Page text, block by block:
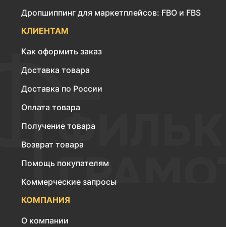
Дропшиппинг для маркетплейсов: FBO и FBS
КЛИЕНТАМ
Как оформить заказ
Доставка товара
Доставка по России
Оплата товара
Получение товара
Возврат товара
Помощь покупателям
Коммерческие запросы
КОМПАНИЯ
О компании